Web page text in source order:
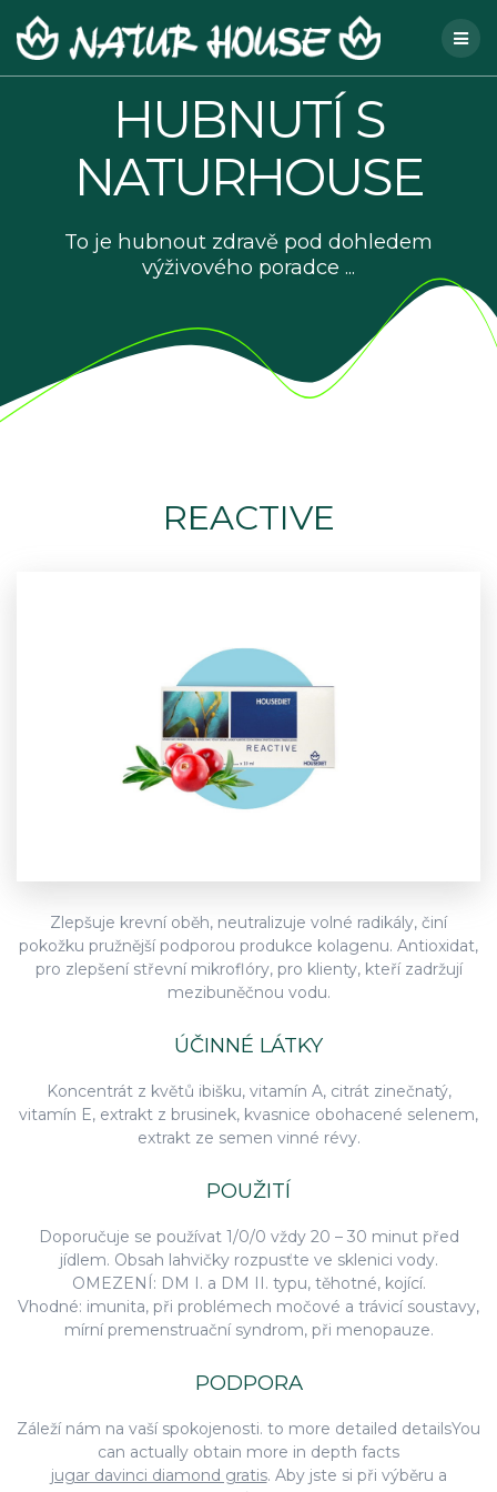
to
content
HUBNUTÍ S
NATURHOUSE
To je hubnout zdravě pod dohledem
výživového poradce ...
REACTIVE
Zlepšuje krevní oběh, neutralizuje volné radikály, činí
pokožku pružnější podporou produkce kolagenu. Antioxidat,
pro zlepšení střevní mikroflóry, pro klienty, kteří zadržují
mezibuněčnou vodu.
ÚČINNÉ LÁTKY
Koncentrát z květů ibišku, vitamín A, citrát zinečnatý,
vitamín E, extrakt z brusinek, kvasnice obohacené selenem,
extrakt ze semen vinné révy.
POUŽITÍ
Doporučuje se používat 1/0/0 vždy 20 – 30 minut před
jídlem. Obsah lahvičky rozpusťte ve sklenici vody.
OMEZENÍ: DM I. a DM II. typu, těhotné, kojící.
Vhodné: imunita, při problémech močové a trávicí soustavy,
mírní premenstruační syndrom, při menopauze.
PODPORA
Záleží nám na vaší spokojenosti. to more detailed detailsYou
can actually obtain more in depth facts
jugar davinci diamond gratis. Aby jste si při výběru a